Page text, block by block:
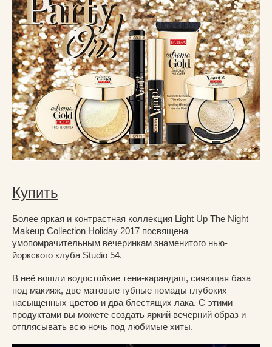
Купить
Более яркая и контрастная коллекция Light Up The Night
Makeup Collection Holiday 2017 посвящена
умопомрачительным вечеринкам знаменитого нью-
йоркского клуба Studio 54.
В неё вошли водостойкие тени-карандаш, сияющая база
под макияж, две матовые губные помады глубоких
насыщенных цветов и два блестящих лака. С этими
продуктами вы можете создать яркий вечерний образ и
отплясывать всю ночь под любимые хиты.